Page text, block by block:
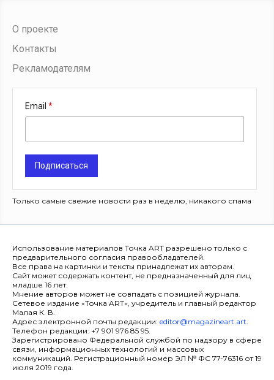
О проекте
Контакты
Рекламодателям
Email
Подписаться
Только самые свежие новости раз в неделю, никакого спама
Использование материалов Точка ART разрешено только с
предварительного согласия правообладателей.
Все права на картинки и тексты принадлежат их авторам.
Сайт может содержать контент, не предназначенный для лиц
младше 16 лет.
Мнение авторов может не совпадать с позицией журнала.
Сетевое издание «Точка ART», учредитель и главный редактор
Малая К. В.
Адрес электронной почты редакции: editor@magazineart.art.
Телефон редакции: +7 901 976 85 95.
Зарегистрировано Федеральной службой по надзору в сфере
связи, информационных технологий и массовых
коммуникаций. Регистрационный номер ЭЛ № ФС 77-76316 от 19
июля 2019 года.